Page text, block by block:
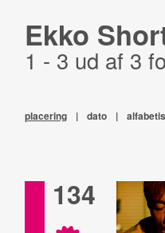
Ekko
1 - 3 ud af 3
placering | dato |
134